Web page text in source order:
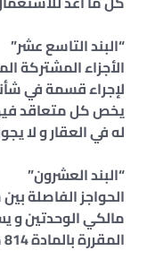
“البند التاسع عشر”
الأجزاء المشتركة
لإجراء قسمة في
يخص كل متعاقد
له في العقار و لا
“البند العشرون”
الحواجز الفاصلة
مالكي الوحدتين و
المقررة بالمادة 814 من القانون المدني و ما بعدها .